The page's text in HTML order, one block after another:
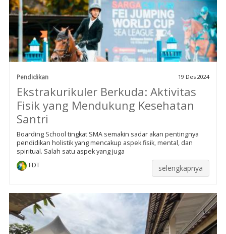
Pendidikan 19 Des 2024
Ekstrakurikuler Berkuda: Aktivitas
Fisik yang Mendukung Kesehatan
Santri
Boarding School tingkat SMA semakin sadar akan pentingnya
pendidikan holistik yang mencakup aspek fisik, mental, dan
spiritual. Salah satu aspek yang juga
FDT
selengkapnya